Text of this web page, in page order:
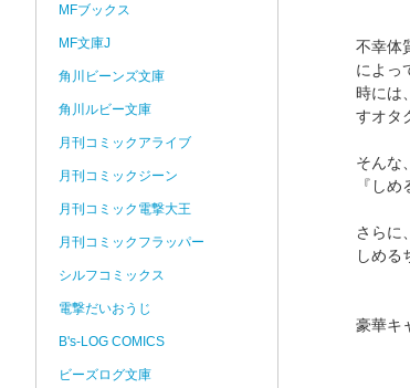
不幸体
によっ
時には
すオタ
そんな
『し
さらに
しめる
豪華キ
MFブックス
MF文庫J
角川ビーンズ文庫
角川ルビー文庫
月刊コミックアライブ
月刊コミックジーン
月刊コミック電撃大王
月刊コミックフラッパー
シルフコミックス
電撃だいおうじ
B's-LOG COMICS
ビーズログ文庫